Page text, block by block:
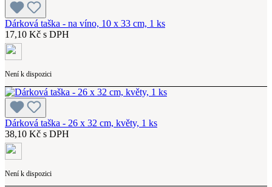
Dárková taška - na víno, 10 x 33 cm, 1 ks
17,10 Kč s DPH
Není k dispozici
Dárková taška - 26 x 32 cm, květy, 1 ks
38,10 Kč s DPH
Není k dispozici